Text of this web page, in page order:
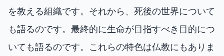
を教える組織です。それから、死後の世界について
も語るのです。最終的に生命が目指すべき目的につ
いても語るのです。これらの特色は仏教にもありま